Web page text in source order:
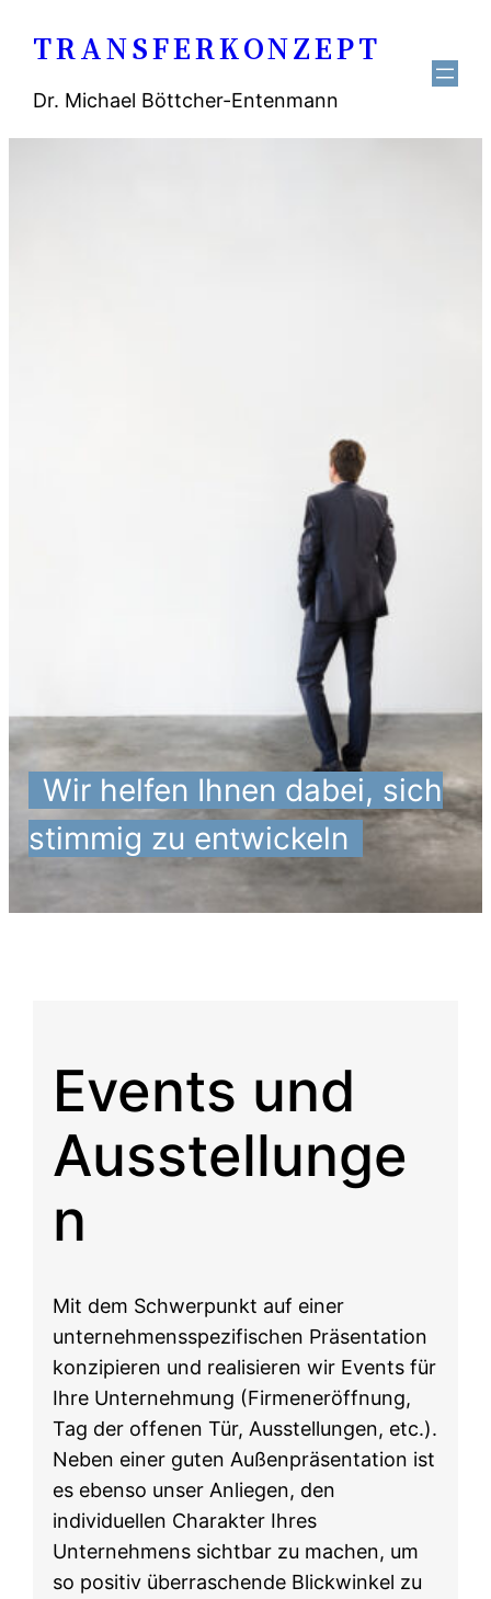
Inhalt
TRANSFERKONZEPT
Dr. Michael Böttcher-Entenmann
Wir helfen Ihnen dabei, sich
stimmig zu entwickeln
Events und
Ausstellunge
n
Mit dem Schwerpunkt auf einer
unternehmensspezifischen Präsentation
konzipieren und realisieren wir Events für
Ihre Unternehmung (Firmeneröffnung,
Tag der offenen Tür, Ausstellungen, etc.).
Neben einer guten Außenpräsentation ist
es ebenso unser Anliegen, den
individuellen Charakter Ihres
Unternehmens sichtbar zu machen, um
so positiv überraschende Blickwinkel zu